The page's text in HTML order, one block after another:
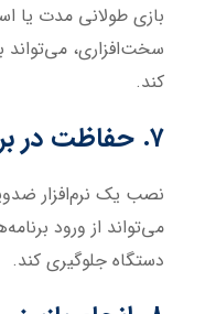
بازی طولانی مدت یا
سخت‌افزاری، می‌تواند
کند.
۷. حفاظت در برابر نفوذات نرم‌افزاری
نصب یک نرم‌افزار
می‌تواند از ورود
دستگاه جلوگیری کند.